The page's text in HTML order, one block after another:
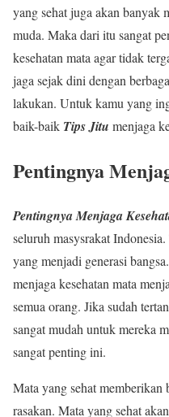
yang sehat juga akan banyak
muda. Maka dari itu sangat
kesehatan mata agar tidak
jaga sejak dini dengan
lakukan. Untuk kamu yang
baik-baik Tips Jitu menjaga
Pentingnya
Pentingnya Menjaga
seluruh masysrakat
yang menjadi generasi
menjaga kesehatan mata
semua orang. Jika sudah
sangat mudah untuk mereka
sangat penting ini.
Mata yang sehat memberikan
rasakan. Mata yang sehat